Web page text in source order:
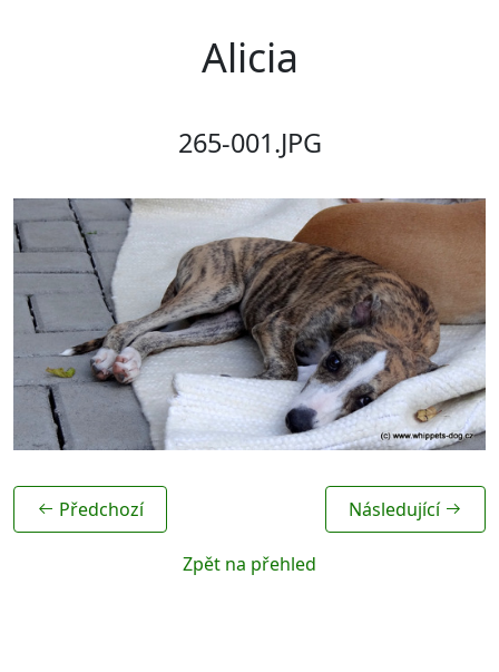
Alicia
265-001.JPG
Předchozí
Zpět na přehled
Následující